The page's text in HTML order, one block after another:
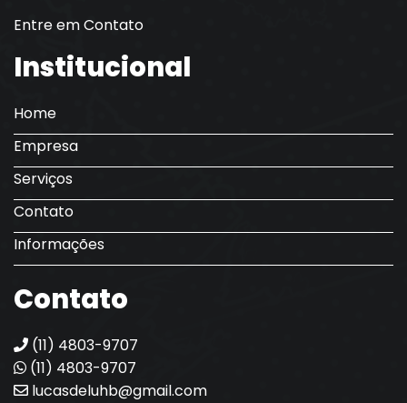
Entre em Contato
Institucional
Home
Empresa
Serviços
Contato
Informações
Contato
(11) 4803-9707
(11) 4803-9707
lucasdeluhb@gmail.com